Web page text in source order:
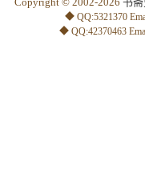
◆ QQ:5321370
◆ QQ:42370463